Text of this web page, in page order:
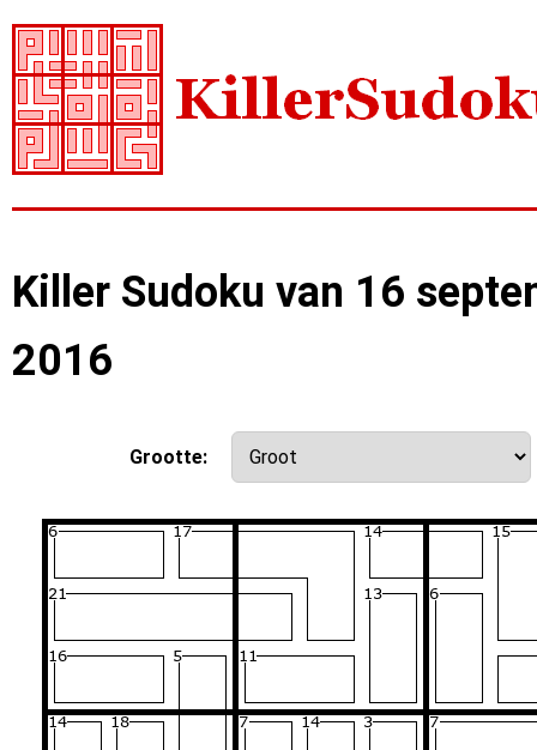
Killer Sudoku van 16
2016
Grootte: